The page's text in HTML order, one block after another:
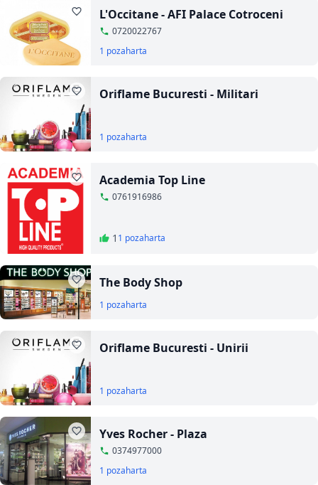
L'Occitane - AFI Palace Cotroceni
0720022767
1 pozaharta
Oriflame Bucuresti - Militari
1 pozaharta
Academia Top Line
0761916986
1 1 pozaharta
The Body Shop
1 pozaharta
Oriflame Bucuresti - Unirii
1 pozaharta
Yves Rocher - Plaza
0374977000
1 pozaharta